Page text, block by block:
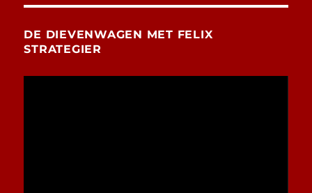
DE DIEVENWAGEN MET FELIX
STRATEGIER